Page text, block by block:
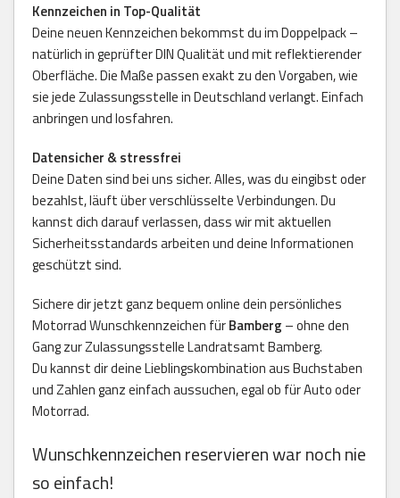
Kennzeichen in Top-Qualität
Deine neuen Kennzeichen bekommst du im Doppelpack –
natürlich in geprüfter DIN Qualität und mit reflektierender
Oberfläche. Die Maße passen exakt zu den Vorgaben, wie
sie jede Zulassungsstelle in Deutschland verlangt. Einfach
anbringen und losfahren.
Datensicher & stressfrei
Deine Daten sind bei uns sicher. Alles, was du eingibst oder
bezahlst, läuft über verschlüsselte Verbindungen. Du
kannst dich darauf verlassen, dass wir mit aktuellen
Sicherheitsstandards arbeiten und deine Informationen
geschützt sind.
Sichere dir jetzt ganz bequem online dein persönliches
Motorrad Wunschkennzeichen fürBamberg – ohne den
Gang zur Zulassungsstelle Landratsamt Bamberg.
Du kannst dir deine Lieblingskombination aus Buchstaben
und Zahlen ganz einfach aussuchen, egal ob für Auto oder
Motorrad.
Wunschkennzeichen reservieren war noch nie
so einfach!